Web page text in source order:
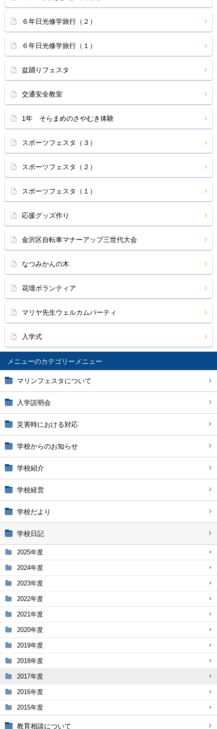
メニュー
マリンフェスタについて
入学説明会
災害時における対応
学校からのお知らせ
学校紹介
学校経営
学校だより
学校日記
2025年度
2024年度
2023年度
2022年度
2021年度
2020年度
2019年度
2018年度
2017年度
2016年度
2015年度
教育相談について
６年日光修学旅行（２）
６年日光修学旅行（１）
盆踊りフェスタ
交通安全教室
1年 そらまめのさやむき体験
スポーツフェスタ（３）
スポーツフェスタ（２）
スポーツフェスタ（１）
応援グッズ作り
金沢区自転車マナーアップ三世代大会
なつみかんの木
花壇ボランティア
マリヤ先生ウェルカムパーティ
入学式